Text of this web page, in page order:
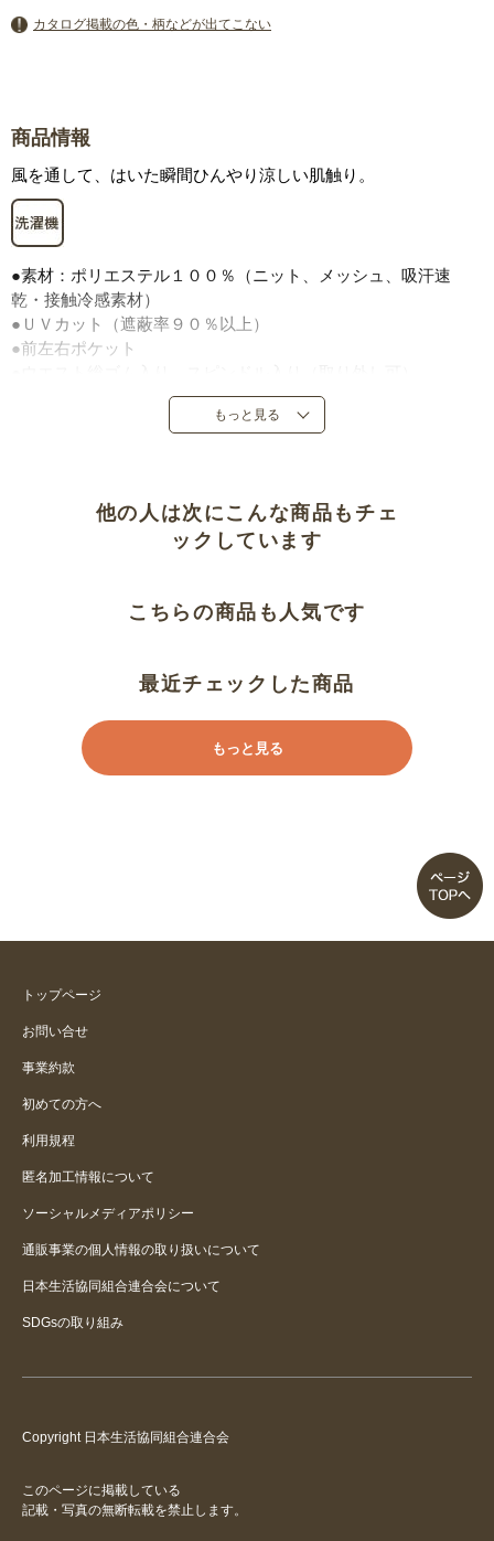
カタログ掲載の色・柄などが出てこない
商品情報
風を通して、はいた瞬間ひんやり涼しい肌触り。
●素材：ポリエステル１００％（ニット、メッシュ、吸汗速
乾・接触冷感素材）
●ＵＶカット（遮蔽率９０％以上）
●前左右ポケット
もっと見る
他の人は次にこんな商品もチェ
ックしています
こちらの商品も人気です
最近チェックした商品
もっと見る
トップページ
お問い合せ
事業約款
初めての方へ
利用規程
匿名加工情報について
ソーシャルメディアポリシー
通販事業の個人情報の取り扱いについて
日本生活協同組合連合会について
SDGsの取り組み
Copyright 日本生活協同組合連合会
このページに掲載している
記載・写真の無断転載を禁止します。